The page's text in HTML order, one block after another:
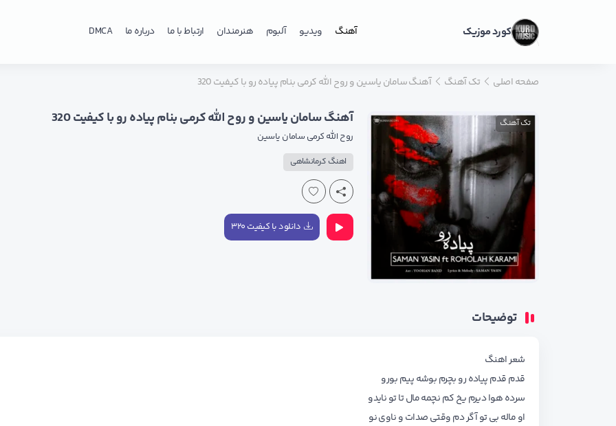
کورد موزیک آهنگ ویدیو آلبوم هنرمندان ارتباط با ما درباره ما DMCA
صفحه اصلی تک آهنگ آهنگ سامان یاسین و روح الله کرمی بنام پیاده رو با کیفیت 320
تک آهنگ آهنگ سامان یاسین و روح الله کرمی بنام پیاده رو با کیفیت 320
روح الله کرمی سامان یاسین
اهنگ کرمانشاهی
دانلود با کیفیت ۳۲۰
توضیحات
شعر اهنگ
قدم قدم پیاده رو بچرم بوشه پیم بورو
سرده هوا دیرم یخ کم نچمه مال تا تو نایدو
او ماله بی تو آگر دم وقتی صدات و ناوی نو